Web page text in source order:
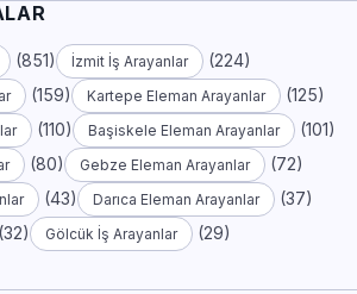
(851) İzmit İş Arayanlar (224)
(159) Kartepe Eleman Arayanlar (125)
(110) Başiskele Eleman Arayanlar (101)
(80) Gebze Eleman Arayanlar (72)
(43) Darıca Eleman Arayanlar (37)
(32) Gölcük İş Arayanlar (29)